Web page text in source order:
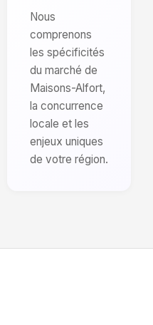
Nous
comprenons
les spécificités
du marché de
Maisons-Alfort,
la concurrence
locale et les
enjeux uniques
de votre région.